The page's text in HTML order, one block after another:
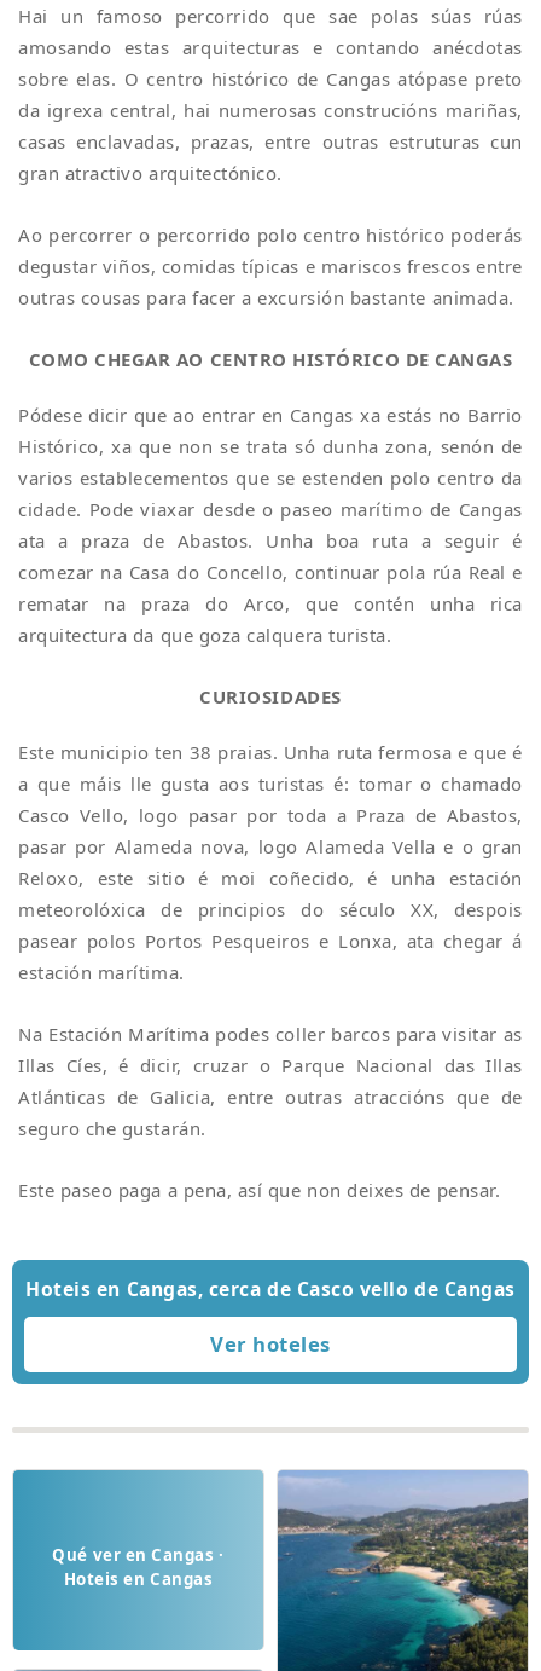
Hai un famoso percorrido que sae polas súas rúas
amosando estas arquitecturas e contando anécdotas
sobre elas. O centro histórico de Cangas atópase preto
da igrexa central, hai numerosas construcións mariñas,
casas enclavadas, prazas, entre outras estruturas cun
gran atractivo arquitectónico.
Ao percorrer o percorrido polo centro histórico poderás
degustar viños, comidas típicas e mariscos frescos entre
outras cousas para facer a excursión bastante animada.
COMO CHEGAR AO CENTRO HISTÓRICO DE CANGAS
Pódese dicir que ao entrar en Cangas xa estás no Barrio
Histórico, xa que non se trata só dunha zona, senón de
varios establecementos que se estenden polo centro da
cidade. Pode viaxar desde o paseo marítimo de Cangas
ata a praza de Abastos. Unha boa ruta a seguir é
comezar na Casa do Concello, continuar pola rúa Real e
rematar na praza do Arco, que contén unha rica
arquitectura da que goza calquera turista.
CURIOSIDADES
Este municipio ten 38 praias. Unha ruta fermosa e que é
a que máis lle gusta aos turistas é: tomar o chamado
Casco Vello, logo pasar por toda a Praza de Abastos,
pasar por Alameda nova, logo Alameda Vella e o gran
Reloxo, este sitio é moi coñecido, é unha estación
meteorolóxica de principios do século XX, despois
pasear polos Portos Pesqueiros e Lonxa, ata chegar á
estación marítima.
Na Estación Marítima podes coller barcos para visitar as
Illas Cíes, é dicir, cruzar o Parque Nacional das Illas
Atlánticas de Galicia, entre outras atraccións que de
seguro che gustarán.
Este paseo paga a pena, así que non deixes de pensar.
Hoteis en Cangas, cerca de Casco vello de Cangas
Qué ver en Cangas ·
Hoteis en Cangas